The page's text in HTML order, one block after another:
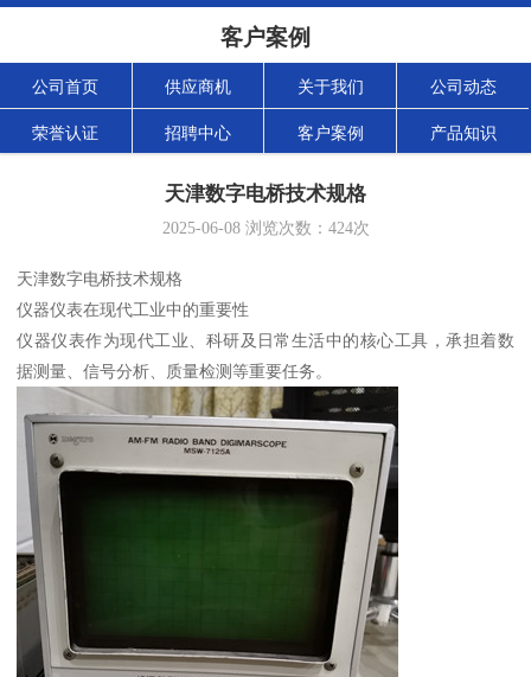
客户案例
公司首页 供应商机 关于我们 公司动态
荣誉认证 招聘中心 客户案例 产品知识
天津数字电桥技术规格
2025-06-08浏览次数： 424次
天津数字电桥技术规格
仪器仪表在现代工业中的重要性
仪器仪表作为现代工业、科研及日常生活中的核心工具，承担着数
据测量、信号分析、质量检测等重要任务。